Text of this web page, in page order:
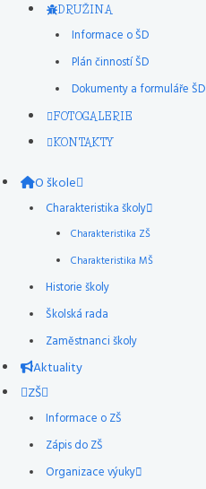
DRUŽINA
Informace o ŠD
Plán činností ŠD
Dokumenty a formuláře ŠD
FOTOGALERIE
KONTAKTY
O škole
Charakteristika školy
Charakteristika ZŠ
Charakteristika MŠ
Historie školy
Školská rada
Zaměstnanci školy
Aktuality
ZŠ
Informace o ZŠ
Zápis do ZŠ
Organizace výuky